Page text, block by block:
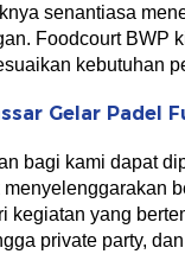
senantiasa
Foodcourt BWP
kebutuhan
Gelar Padel
bagi kami dapat
kegiatan yang
private party,